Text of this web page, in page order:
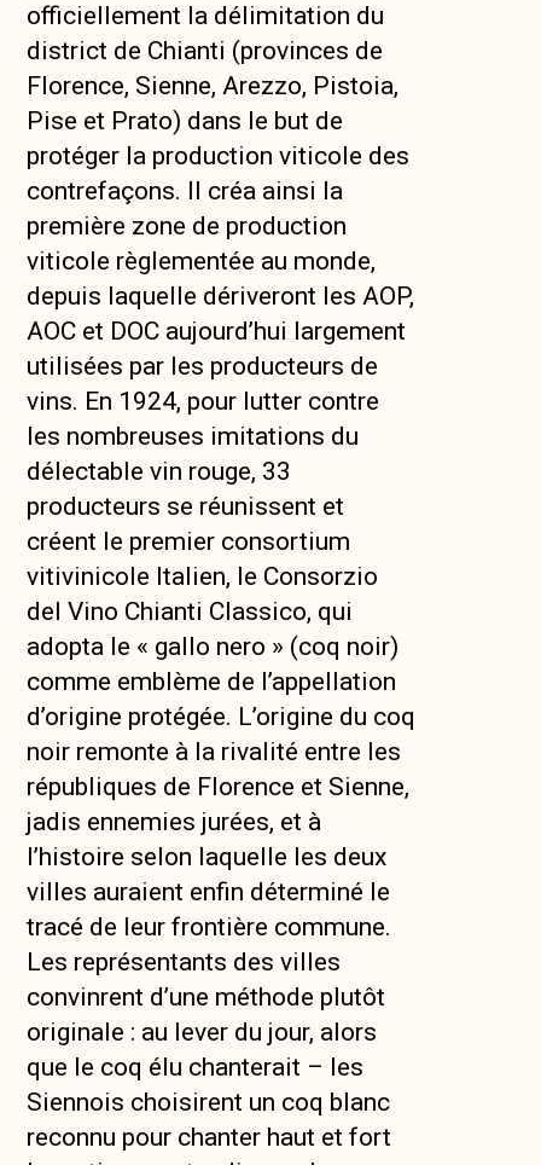
officiellement la délimitation du
district de Chianti (provinces de
Florence, Sienne, Arezzo, Pistoia,
Pise et Prato) dans le but de
protéger la production viticole des
contrefaçons. Il créa ainsi la
première zone de production
viticole règlementée au monde,
depuis laquelle dériveront les AOP,
AOC et DOC aujourd’hui largement
utilisées par les producteurs de
vins. En 1924, pour lutter contre
les nombreuses imitations du
délectable vin rouge, 33
producteurs se réunissent et
créent le premier consortium
vitivinicole Italien, le Consorzio
del Vino Chianti Classico, qui
adopta le « gallo nero » (coq noir)
comme emblème de l’appellation
d’origine protégée. L’origine du coq
noir remonte à la rivalité entre les
républiques de Florence et Sienne,
jadis ennemies jurées, et à
l’histoire selon laquelle les deux
villes auraient enfin déterminé le
tracé de leur frontière commune.
Les représentants des villes
convinrent d’une méthode plutôt
originale : au lever du jour, alors
que le coq élu chanterait – les
Siennois choisirent un coq blanc
reconnu pour chanter haut et fort